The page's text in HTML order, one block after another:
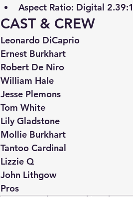
Aspect Ratio: Digital 2.39:1
CAST & CREW
Leonardo DiCaprio
Ernest Burkhart
Robert De Niro
William Hale
Jesse Plemons
Tom White
Lily Gladstone
Mollie Burkhart
Tantoo Cardinal
Lizzie Q
John Lithgow
Pros